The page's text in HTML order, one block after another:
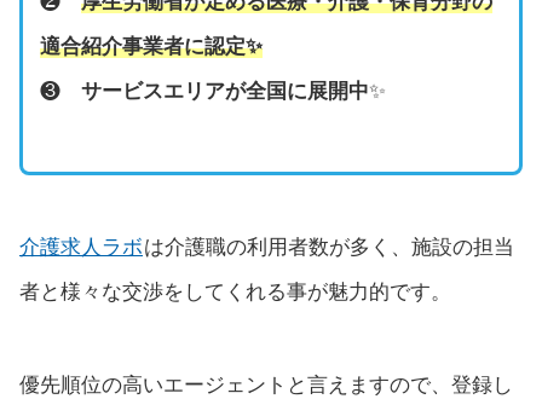
適合紹介事業者に認定✨
❸ サービスエリアが全国に展開中✨
介護求人ラボは介護職の利用者数が多く、施設の担当
者と様々な交渉をしてくれる事が魅力的です。
優先順位の高いエージェントと言えますので、登録し